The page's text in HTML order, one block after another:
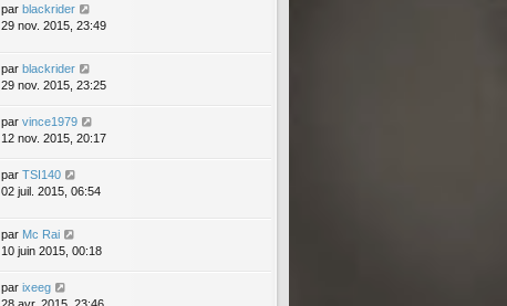
par blackrider
29 nov. 2015, 23:49
par blackrider
29 nov. 2015, 23:25
par vince1979
12 nov. 2015, 20:17
par TSI140
02 juil. 2015, 06:54
par Mc Rai
10 juin 2015, 00:18
par ixeeg